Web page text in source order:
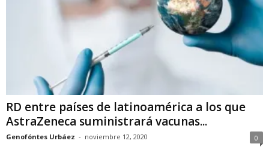
RD entre países de latinoamérica a los que
AstraZeneca suministrará vacunas...
Genofóntes Urbáez - noviembre 12, 2020 0